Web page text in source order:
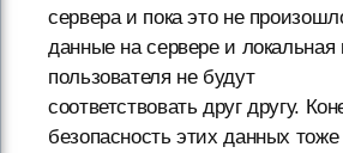
сервера и пока это не
данные на сервере и локальная
пользователя не будут
соответствовать друг другу.
безопасность этих данных тоже